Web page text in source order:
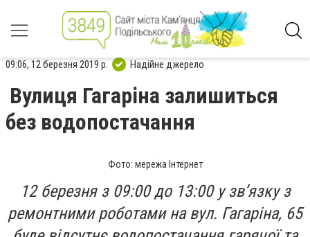
09:06, 12 березня 2019 р. Надійне джерело
Вулиця Гагаріна залишиться
без водопостачання
Фото: мережа Інтернет
12 березня з 09:00 до 13:00 у зв’язку з
ремонтними роботами на вул. Гагаріна, 65